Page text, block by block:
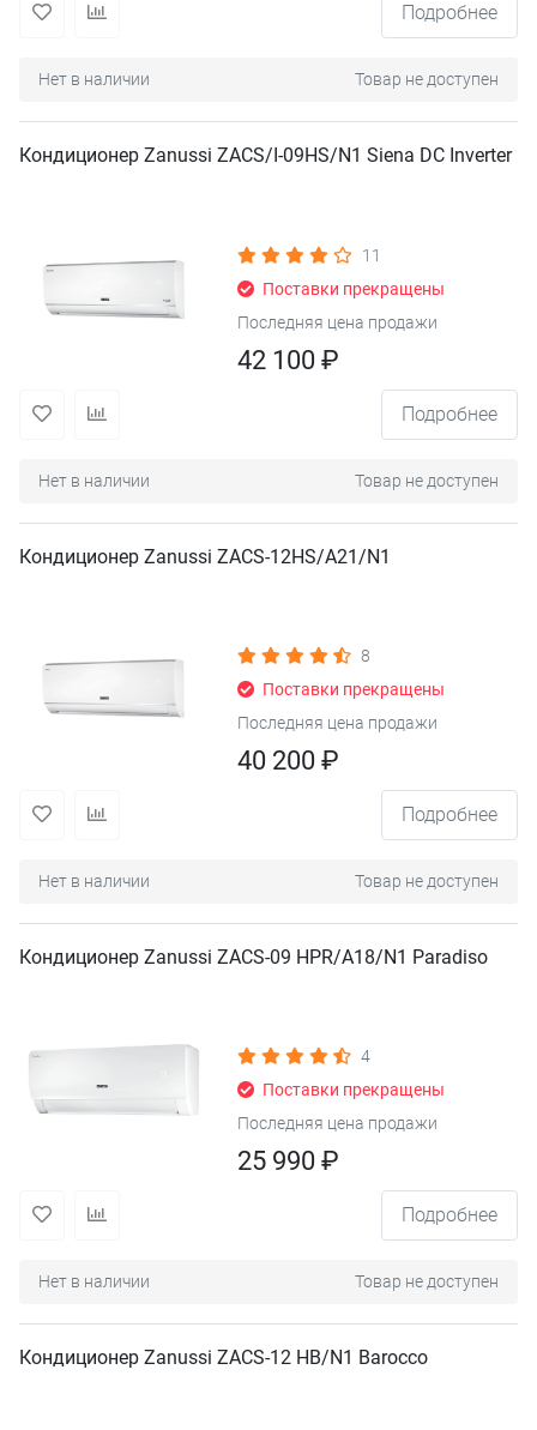
Подробнее
Нет в наличии Товар не доступен
Кондиционер Zanussi ZACS/I-09HS/N1 Siena DC Inverter
11
Поставки прекращены
Последняя цена продажи
42 100 ₽
Подробнее
Нет в наличии Товар не доступен
Кондиционер Zanussi ZACS-12HS/A21/N1
8
Поставки прекращены
Последняя цена продажи
40 200 ₽
Подробнее
Нет в наличии Товар не доступен
Кондиционер Zanussi ZACS-09 HPR/A18/N1 Paradiso
4
Поставки прекращены
Последняя цена продажи
25 990 ₽
Подробнее
Нет в наличии Товар не доступен
Кондиционер Zanussi ZACS-12 HB/N1 Barocco